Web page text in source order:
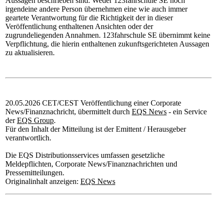
irgendeine andere Person übernehmen eine wie auch immer
geartete Verantwortung für die Richtigkeit der in dieser
Veröffentlichung enthaltenen Ansichten oder der
zugrundeliegenden Annahmen. 123fahrschule SE übernimmt keine
Verpflichtung, die hierin enthaltenen zukunftsgerichteten Aussagen
zu aktualisieren.
20.05.2026 CET/CEST Veröffentlichung einer Corporate
News/Finanznachricht, übermittelt durch EQS News - ein Service
derEQS Group.
Für den Inhalt der Mitteilung ist der Emittent / Herausgeber
verantwortlich.
Die EQS Distributionsservices umfassen gesetzliche
Meldepflichten, Corporate News/Finanznachrichten und
Pressemitteilungen.
Originalinhalt anzeigen: EQS News